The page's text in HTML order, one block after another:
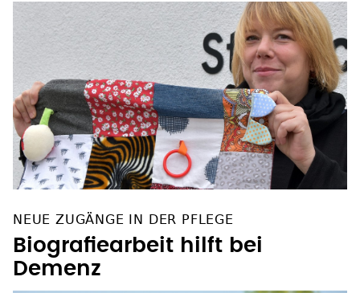
NEUE ZUGÄNGE IN DER PFLEGE
Biografiearbeit hilft bei
Demenz